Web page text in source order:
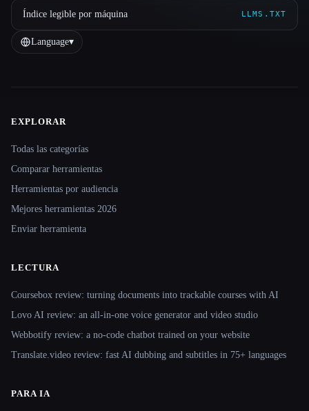
Índice legible por máquina LLMS.TXT
Language▾
Site navigation
EXPLORAR
Todas las categorías
Comparar herramientas
Herramientas por audiencia
Mejores herramientas 2026
Enviar herramienta
LECTURA
Coursebox review: turning documents into trackable courses with AI
Lovo AI review: an all-in-one voice generator and video studio
Webbotify review: a no-code chatbot trained on your website
Translate.video review: fast AI dubbing and subtitles in 75+ languages
PARA IA